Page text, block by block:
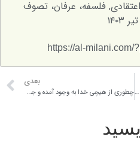
عرفان، تصوف
چطوری از هیچی خدا به وجود آمده و جهان و انسان را خلق کرده؟ اساس خلقت برای چیست؟ همین خدایی که ما در قلب می شناسیم چرا جهان را خلق کرد؟ هدفش چه بود؟